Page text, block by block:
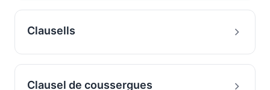
Clausells
Clausel de coussergues